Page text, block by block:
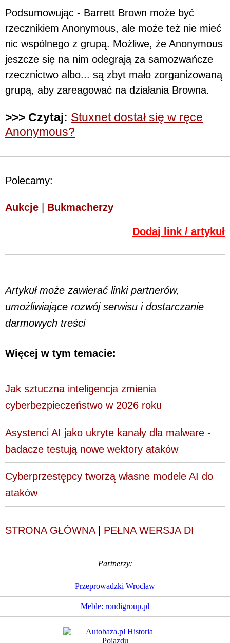
Podsumowując - Barrett Brown może być
rzecznikiem Anonymous, ale może też nie mieć
nic wspólnego z grupą. Możliwe, że Anonymous
jeszcze się na nim odegrają za samozwańcze
rzecznictwo albo... są zbyt mało zorganizowaną
grupą, aby zareagować na działania Browna.
>>> Czytaj: Stuxnet dostał się w ręce
Anonymous?
Polecamy:
Aukcje Bukmacherzy
Dodaj link / artykuł
Artykuł może zawierać linki partnerów,
umożliwiające rozwój serwisu i dostarczanie
darmowych treści
Więcej w tym temacie:
Jak sztuczna inteligencja zmienia
cyberbezpieczeństwo w 2026 roku
Asystenci AI jako ukryte kanały dla malware -
badacze testują nowe wektory ataków
Cyberprzestępcy tworzą własne modele AI do
ataków
STRONA GŁÓWNA| PEŁNA WERSJA DI
Partnerzy:
Przeprowadzki Wrocław
Meble: rondigroup.pl